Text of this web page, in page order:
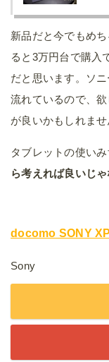
新品だと今でもめ
ると3万円台で購入
だと思います。ソ
流れているので、
が良いかもしれませ
タブレットの使い
ら考えれば良いじゃ
docomo SONY
Sony